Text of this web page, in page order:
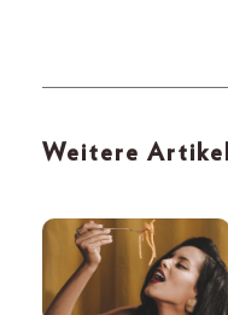
Weitere